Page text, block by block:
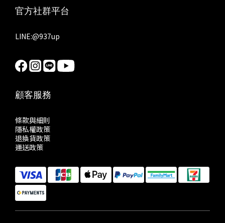
官方社群平台
LINE:@937up
顧客服務
條款與細則
隱私權政策
退換貨政策
運送政策